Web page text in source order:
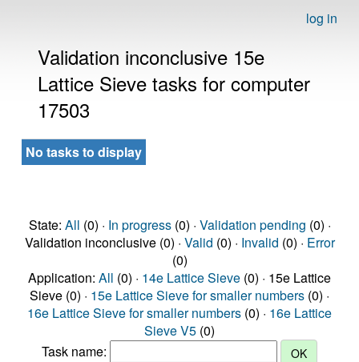
log in
Validation inconclusive 15e
Lattice Sieve tasks for computer
17503
No tasks to display
State: All (0) · In progress(0) · Validation pending (0) ·
Validation inconclusive (0) · Valid (0) · Invalid (0) · Error
(0)
Application: All (0) · 14e Lattice Sieve (0) · 15e Lattice
Sieve (0) · 15e Lattice Sieve for smaller numbers (0) ·
16e Lattice Sieve for smaller numbers (0) · 16e Lattice
Sieve V5 (0)
Task name: